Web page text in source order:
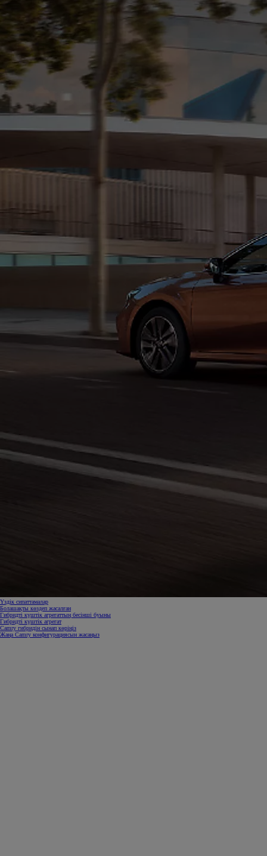
Үздік сипаттамалар
Болашақты көздеп жасалған
Гибридті күштік агрегаттың бесінші буыны
Гибридті күштік агрегат
Camry гибридін сынап көріңіз
Жаңа Camry конфигурациясын жасаңыз